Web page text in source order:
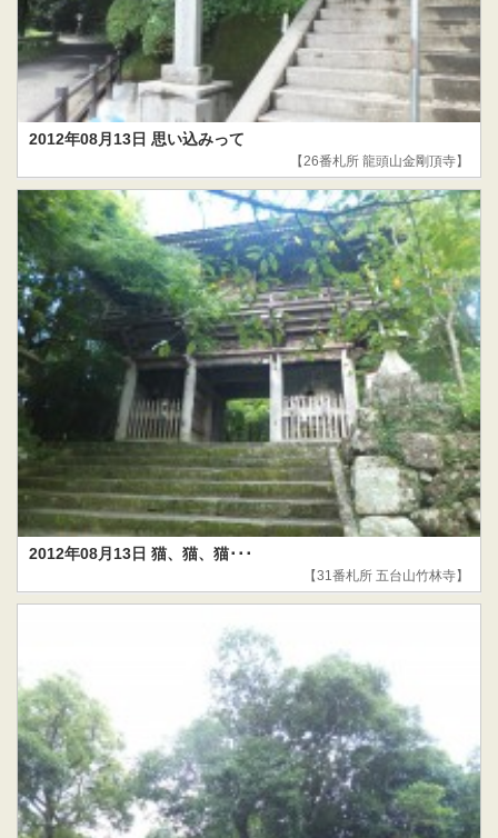
2012年08月13日 思い込みって
【26番札所 龍頭山金剛頂寺】
2012年08月13日 猫、猫、猫･･･
【31番札所 五台山竹林寺】